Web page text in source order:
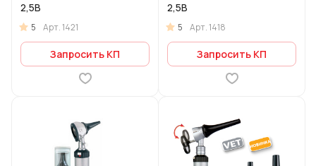
2,5В
5 Арт.1421
Запросить КП
2,5В
5 Арт.1418
Запросить КП